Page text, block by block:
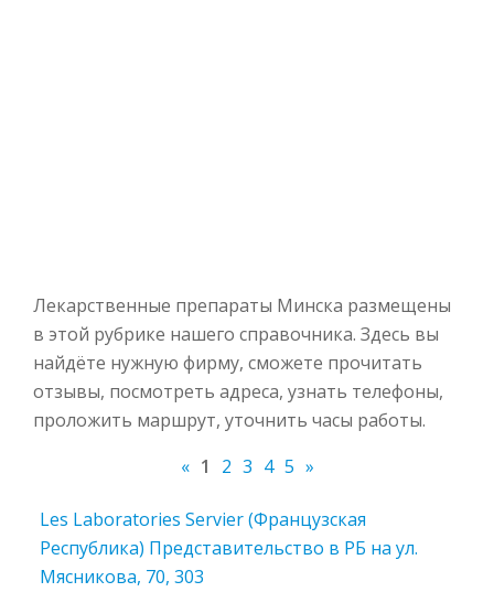
Лекарственные препараты Минска размещены
в этой рубрике нашего справочника. Здесь вы
найдёте нужную фирму, сможете прочитать
отзывы, посмотреть адреса, узнать телефоны,
проложить маршрут, уточнить часы работы.
« 1 2 3 4 5 »
Les Laboratories Servier (Французская
Республика) Представительство в РБ на ул.
Мясникова, 70, 303